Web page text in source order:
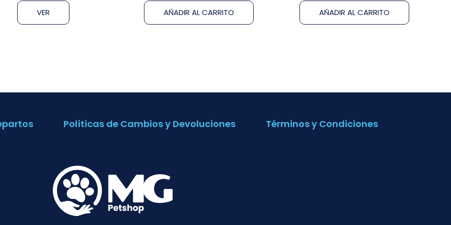
VER AÑADIR AL CARRITO AÑADIR AL CARRITO
Políticas de Cambios y Devoluciones Términos y Condiciones